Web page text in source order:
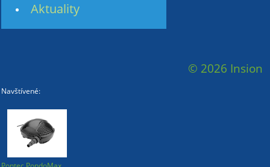
Aktuality
© 2026 Insion
Navštívené: